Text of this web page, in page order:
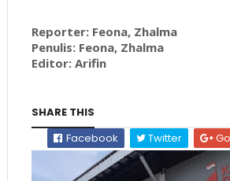
Reporter: Feona, Zhalma
Penulis: Feona, Zhalma
Editor: Arifin
SHARE THIS
Facebook
Twitter